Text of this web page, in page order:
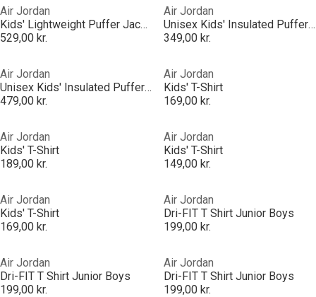
Air Jordan
Kids' Lightweight Puffer Jacket
529,00 kr.
Air Jordan
Unisex Kids' Insulated Puffer Jacket
349,00 kr.
Air Jordan
Unisex Kids' Insulated Puffer Jacket
479,00 kr.
Air Jordan
Kids' T-Shirt
169,00 kr.
Air Jordan
Kids' T-Shirt
189,00 kr.
Air Jordan
Kids' T-Shirt
149,00 kr.
Air Jordan
Kids' T-Shirt
169,00 kr.
Air Jordan
Dri-FIT T Shirt Junior Boys
199,00 kr.
Air Jordan
Dri-FIT T Shirt Junior Boys
199,00 kr.
Air Jordan
Dri-FIT T Shirt Junior Boys
199,00 kr.